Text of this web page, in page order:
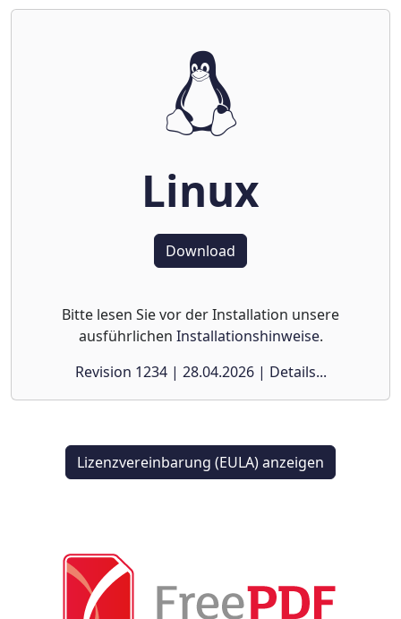
Linux
Download
Bitte lesen Sie vor der Installation unsere
ausführlichen Installationshinweise.
Revision 1234 | 28.04.2026 | Details...
Lizenzvereinbarung (EULA) anzeigen